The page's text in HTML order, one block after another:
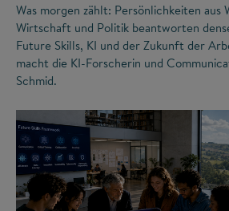
Was morgen zählt: Persönlichkeiten aus
Wirtschaft und Politik beantworten
Future Skills, KI und der Zukunft der
macht die KI-Forscherin und
Schmid.